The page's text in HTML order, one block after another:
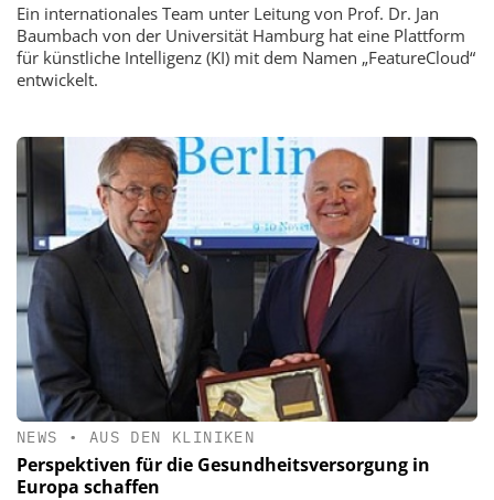
Ein internationales Team unter Leitung von Prof. Dr. Jan
Baumbach von der Universität Hamburg hat eine Plattform
für künstliche Intelligenz (KI) mit dem Namen „FeatureCloud“
entwickelt.
NEWS • AUS DEN KLINIKEN
Perspektiven für die Gesundheitsversorgung in
Europa schaffen